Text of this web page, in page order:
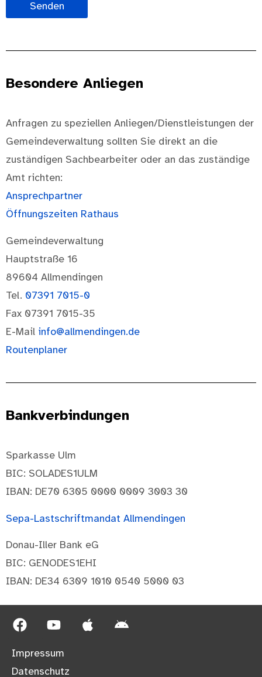
Senden
Besondere Anliegen
Anfragen zu speziellen Anliegen/Dienstleistungen der
Gemeindeverwaltung sollten Sie direkt an die
zuständigen Sachbearbeiter oder an das zuständige
Amt richten:
Ansprechpartner
Öffnungszeiten Rathaus
Gemeindeverwaltung
Hauptstraße 16
89604 Allmendingen
Tel. 07391 7015-0
Fax 07391 7015-35
E-Mail info@allmendingen.de
Routenplaner
Bankverbindungen
Sparkasse Ulm
BIC: SOLADES1ULM
IBAN: DE70 6305 0000 0009 3003 30
Sepa-Lastschriftmandat Allmendingen
Donau-Iller Bank eG
BIC: GENODES1EHI
IBAN: DE34 6309 1010 0540 5000 03
Impressum
Datenschutz